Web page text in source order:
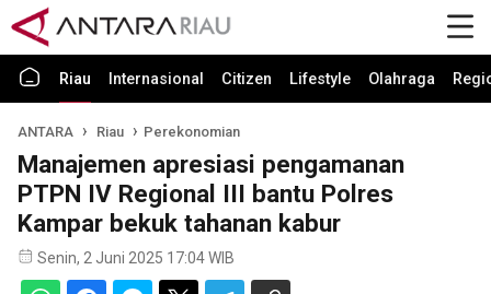
Riau Internasional Citizen Lifestyle Olahraga
ANTARA Riau Perekonomian
Manajemen apresiasi pengamanan
PTPN IV Regional III bantu Polres
Kampar bekuk tahanan kabur
Senin, 2 Juni 2025 17:04 WIB